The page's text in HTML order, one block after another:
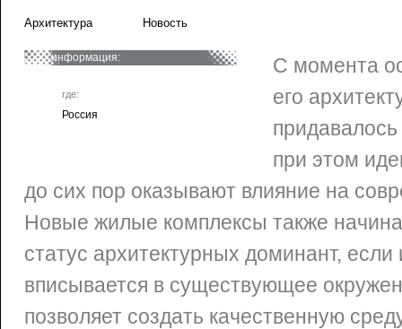
Архитектура Новость
информация:
где:
Россия
С момента
его
при этом
до сих пор оказывают влияние на
Новые жилые комплексы также
статус архитектурных доминант,
вписывается в существующее
позволяет создать качественную